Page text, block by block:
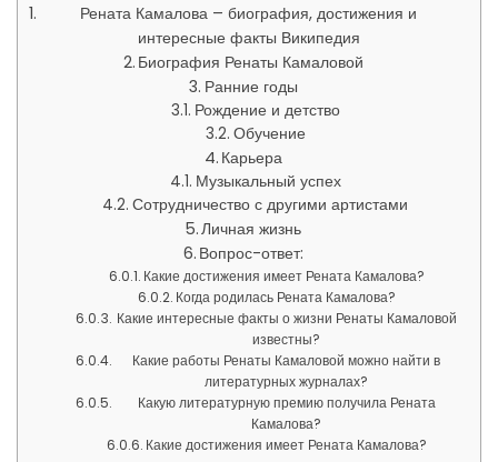
Рената Камалова – биография, достижения и
интересные факты Википедия
Биография Ренаты Камаловой
Ранние годы
Рождение и детство
Обучение
Карьера
Музыкальный успех
Сотрудничество с другими артистами
Личная жизнь
Вопрос-ответ:
Какие достижения имеет Рената Камалова?
Когда родилась Рената Камалова?
Какие интересные факты о жизни Ренаты Камаловой
известны?
Какие работы Ренаты Камаловой можно найти в
литературных журналах?
Какую литературную премию получила Рената
Камалова?
Какие достижения имеет Рената Камалова?